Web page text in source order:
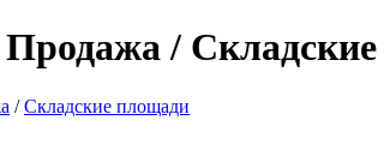
/
/Складские площади